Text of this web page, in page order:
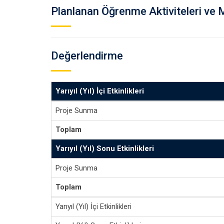
Planlanan Öğrenme Aktiviteleri ve
Değerlendirme
Yarıyıl (Yıl) İçi Etkinlikleri
Proje Sunma
Toplam
Yarıyıl (Yıl) Sonu Etkinlikleri
Proje Sunma
Toplam
Yarıyıl (Yıl) İçi Etkinlikleri